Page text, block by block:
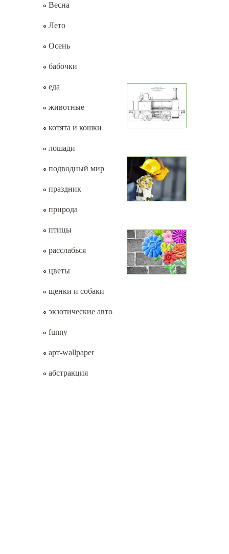
Весна
Лето
Осень
бабочки
еда
животные
котята и кошки
лошади
подводный мир
праздник
природа
птицы
расслабься
цветы
щенки и собаки
экзотические авто
funny
арт-wallpaper
абстракция